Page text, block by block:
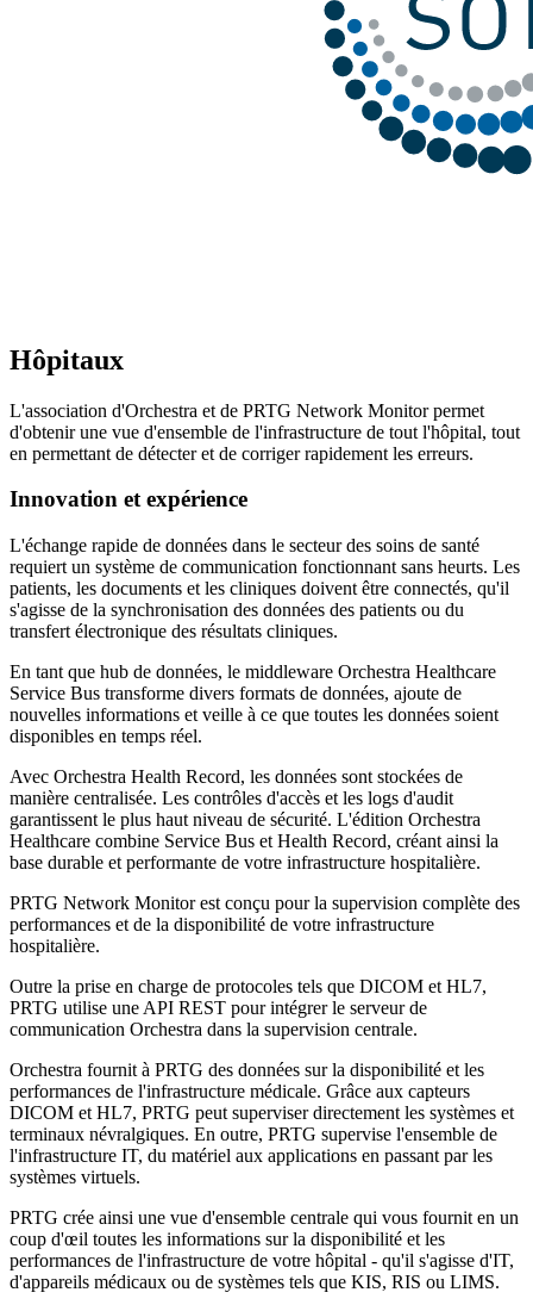
Hôpitaux
L'association d'Orchestra et de PRTG Network Monitor permet
d'obtenir une vue d'ensemble de l'infrastructure de tout l'hôpital, tout
en permettant de détecter et de corriger rapidement les erreurs.
Innovation et expérience
L'échange rapide de données dans le secteur des soins de santé
requiert un système de communication fonctionnant sans heurts. Les
patients, les documents et les cliniques doivent être connectés, qu'il
s'agisse de la synchronisation des données des patients ou du
transfert électronique des résultats cliniques.
En tant que hub de données, le middleware Orchestra Healthcare
Service Bus transforme divers formats de données, ajoute de
nouvelles informations et veille à ce que toutes les données soient
disponibles en temps réel.
Avec Orchestra Health Record, les données sont stockées de
manière centralisée. Les contrôles d'accès et les logs d'audit
garantissent le plus haut niveau de sécurité. L'édition Orchestra
Healthcare combine Service Bus et Health Record, créant ainsi la
base durable et performante de votre infrastructure hospitalière.
PRTG Network Monitor est conçu pour la supervision complète des
performances et de la disponibilité de votre infrastructure
hospitalière.
Outre la prise en charge de protocoles tels que DICOM et HL7,
PRTG utilise une API REST pour intégrer le serveur de
communication Orchestra dans la supervision centrale.
Orchestra fournit à PRTG des données sur la disponibilité et les
performances de l'infrastructure médicale. Grâce aux capteurs
DICOM et HL7, PRTG peut superviser directement les systèmes et
terminaux névralgiques. En outre, PRTG supervise l'ensemble de
l'infrastructure IT, du matériel aux applications en passant par les
systèmes virtuels.
PRTG crée ainsi une vue d'ensemble centrale qui vous fournit en un
coup d'œil toutes les informations sur la disponibilité et les
performances de l'infrastructure de votre hôpital - qu'il s'agisse d'IT,
d'appareils médicaux ou de systèmes tels que KIS, RIS ou LIMS.